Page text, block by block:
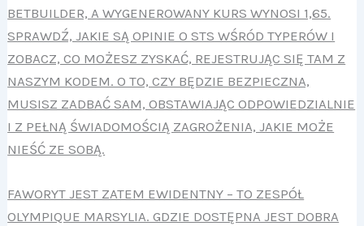
BETBUILDER, A WYGENEROWANY KURS WYNOSI 1,65.
SPRAWDŹ, JAKIE SĄ OPINIE O STS WŚRÓD TYPERÓW I
ZOBACZ, CO MOŻESZ ZYSKAĆ, REJESTRUJĄC SIĘ TAM Z
NASZYM KODEM. O TO, CZY BĘDZIE BEZPIECZNA,
MUSISZ ZADBAĆ SAM, OBSTAWIAJĄC ODPOWIEDZIALNIE
I Z PEŁNĄ ŚWIADOMOŚCIĄ ZAGROŻENIA, JAKIE MOŻE
NIEŚĆ ZE SOBĄ.
FAWORYT JEST ZATEM EWIDENTNY – TO ZESPÓŁ
OLYMPIQUE MARSYLIA. GDZIE DOSTĘPNA JEST DOBRA